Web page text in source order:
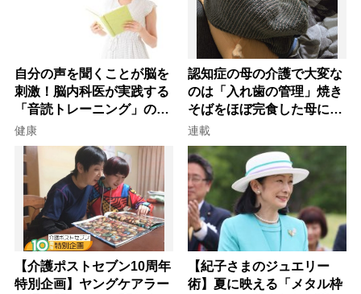
自分の声を聞くことが脳を
刺激！脳内科医が実践する
「音読トレーニング」の極
意
健康
認知症の母の介護で大変な
のは「入れ歯の管理」焼き
そばをほぼ完食した母に息
子が血の気が引いた理由
連載
【介護ポストセブン10周年
特別企画】ヤングケアラー
【紀子さまのジュエリー
術】夏に映える「メタル枠